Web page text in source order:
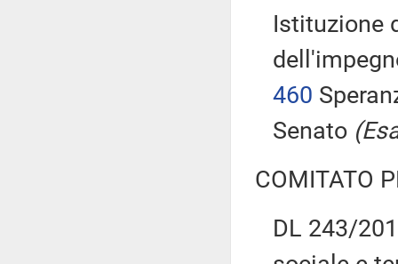
Istituzione
460
Senato
COMITATO
DL 243/